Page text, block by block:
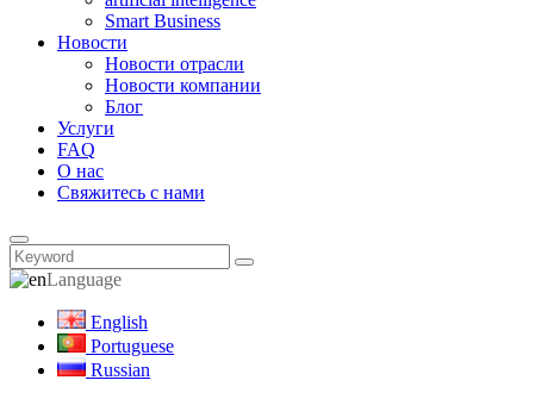
Smart Business
Новости
Новости отрасли
Новости компании
Блог
Услуги
FAQ
О нас
Свяжитесь с нами
Language
English
Portuguese
Russian